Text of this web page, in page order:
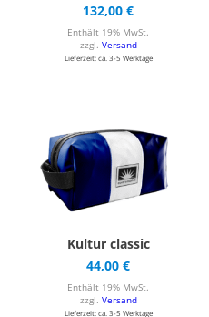
132,00€
Enthält 19% MwSt.
zzgl. Versand
Lieferzeit: ca. 3-5 Werktage
Kultur classic
44,00€
Enthält 19% MwSt.
zzgl. Versand
Lieferzeit: ca. 3-5 Werktage